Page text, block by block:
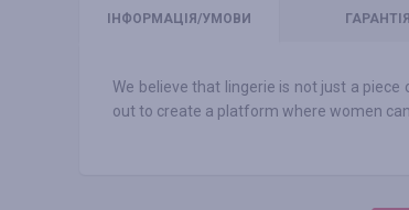
ІНФО РМАЦІЯ/УМОВИ ГАРАНТІЯ
We believe that lingerie is not just a
out to create a platform where women